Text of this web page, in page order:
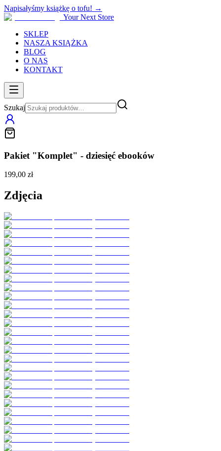
Napisałyśmy książkę o tofu! →
Your Next Store
SKLEP
NASZA KSIĄŻKA
BLOG
O NAS
KONTAKT
Szukaj
Pakiet "Komplet" - dziesięć ebooków
199,00 zł
Zdjęcia